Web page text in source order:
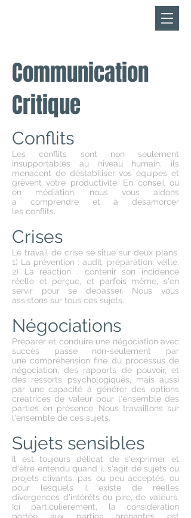
Communication
Critique
Conflits
Les conflits sont non seulement
insupportables au niveau humain, ils
menacent de déstabiliser vos équipes et
grèvent votre productivité. En conseilou
en médiation, nous vous aidons
à comprendre et à désamorcer
les conflits.
Crises
Le travail de crise se situe sur deux plans.
1) La prévention : audit, préparation, veille.
2) La réaction : contenir son incidence
réelle et perçue, et parfois même, s'en
servir pour se dépasser. Nous vous
assistons sur tous ces sujets.
Négociations
Préparer et conduire une négociation avec
succès passe non-seulement par
une compréhension fine du processus de
négociation, des rapports de pouvoir, et
des ressorts psychologiques, mais aussi
par une capacité à générer des options
créatrices de valeur pour l'ensemble des
parties en présence. Nous travaillons sur
l'ensemble de ces sujets.
Sujets sensibles
Il est toujours délicat de s'exprimer et
d'être entendu quand il s'agit de sujets ou
projets clivants, pas ou peu acceptés, ou
pour lesquels il existe de réelles
divergences d'intérêts ou pire, de valeurs.
Ici particulièrement, la considération